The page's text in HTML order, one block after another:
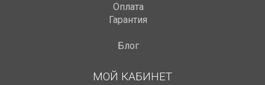
Оплата
Гарантия
Блог
МОЙ КАБИНЕТ